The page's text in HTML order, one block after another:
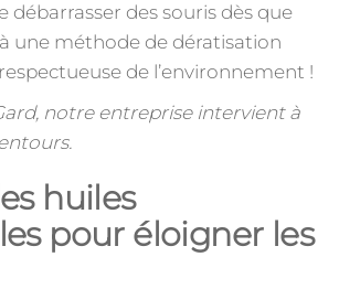
débarrasser des souris dès que
une méthode de dératisation
de l’environnement !
notre entreprise intervient à
huiles
pour éloigner les